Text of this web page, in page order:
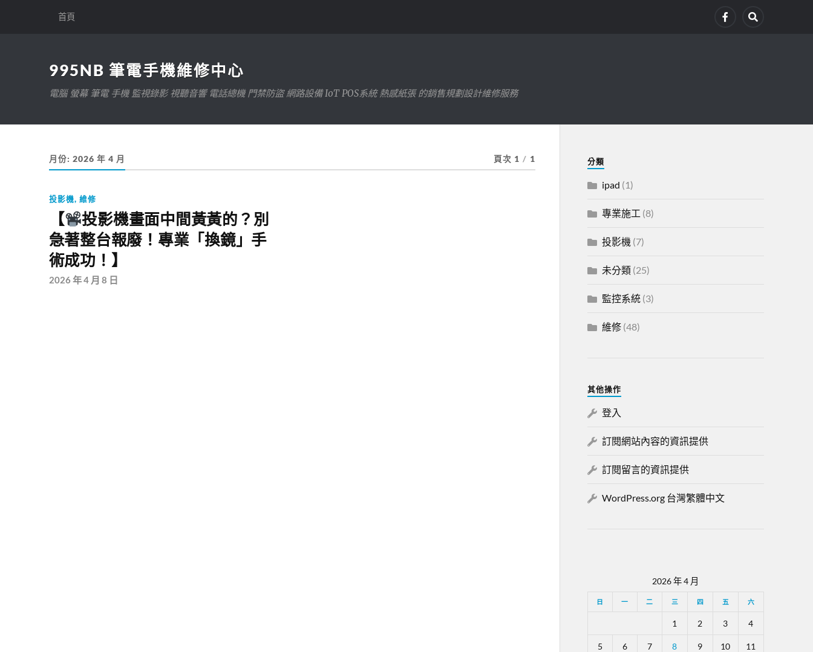
首頁
995NB 筆電手機維修中心
電腦 螢幕 筆電 手機 監視錄影 視聽音響 電話總機 門禁防盜 網路設備 IoT POS系統 熱感紙張 的銷售規劃設計維修服務
月份: 2026 年 4 月 頁次 1 / 1
投影機, 維修
【
投影機畫面中間黃黃的？別
急著整台報廢！專業「換鏡」手
術成功！】
2026 年 4 月 8 日
分類
ipad (1)
專業施工 (8)
投影機 (7)
未分類(25)
監控系統(3)
維修(48)
其他操作
登入
訂閱網站內容的資訊提供
訂閱留言的資訊提供
WordPress.org 台灣繁體中文
2026 年 4 月
日 一 二 三 四 五 六
1 2 3 4
5 6 7 8 9 10 11